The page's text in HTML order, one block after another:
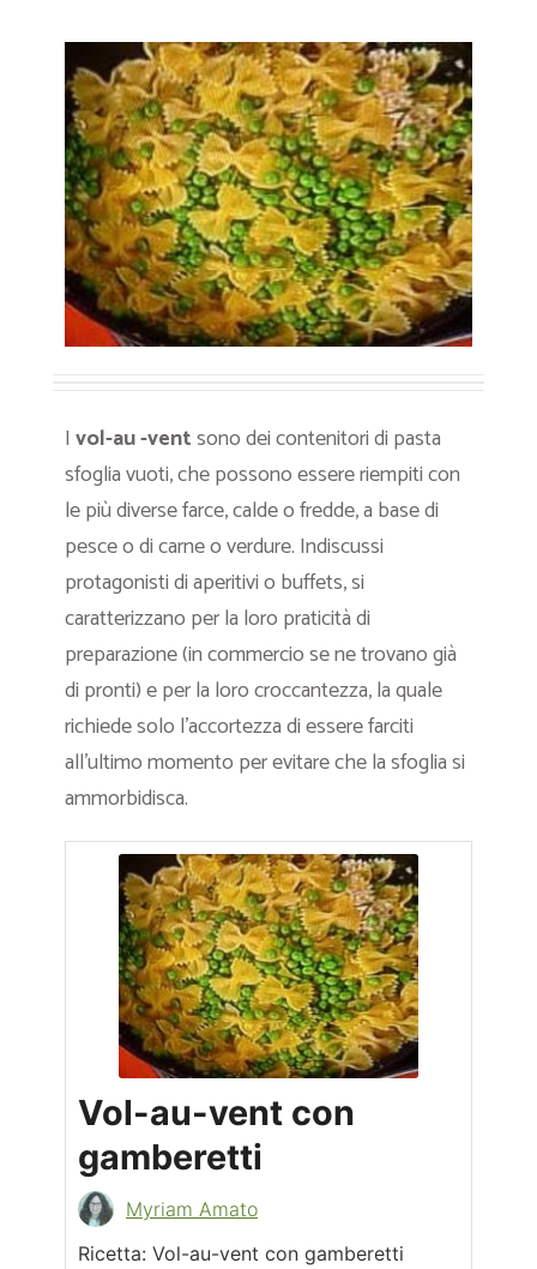
I vol-au -ventsono dei contenitori di pasta
sfoglia vuoti, che possono essere riempiti con
le più diverse farce, calde o fredde, a base di
pesce o di carne o verdure. Indiscussi
protagonisti di aperitivi o buffets, si
caratterizzano per la loro praticità di
preparazione (in commercio se ne trovano già
di pronti) e per la loro croccantezza, la quale
richiede solo l’accortezza di essere farciti
all’ultimo momento per evitare che la sfoglia si
ammorbidisca.
Vol-au-vent con
gamberetti
Myriam Amato
Ricetta: Vol-au-vent con gamberetti